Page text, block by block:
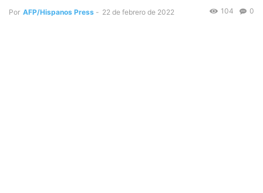
Por AFP/Hispanos Press - 22 de febrero de 2022 0
104